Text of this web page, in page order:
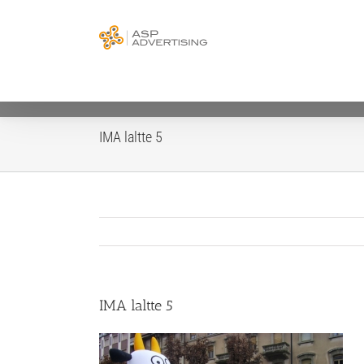
IMA laltte 5
IMA laltte 5
Se